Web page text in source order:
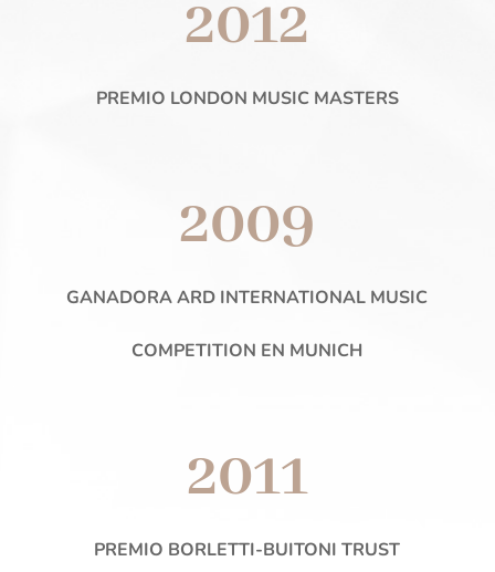
2012
PREMIO LONDON MUSIC MASTERS
2009
GANADORA ARD INTERNATIONAL MUSIC
COMPETITION EN MUNICH
2011
PREMIO BORLETTI-BUITONI TRUST